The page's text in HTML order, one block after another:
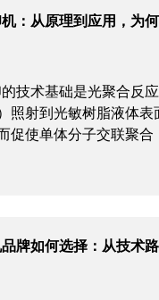
：从原理到应用，为
技术基础是光聚合反
照射到光敏树脂液体
促使单体分子交联聚合
牌如何选择：从技术